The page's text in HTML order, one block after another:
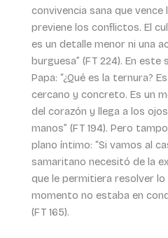
convivencia sana que
previene los conflictos. El
es un detalle menor ni una
burguesa” (FT 224). En
Papa: “¿Qué es la ternura?
cercano y concreto. Es un
del corazón y llega a los
manos” (FT 194). Pero
plano íntimo: “Si vamos al
samaritano necesitó de la
que le permitiera resolver lo
momento no estaba en
(FT 165).